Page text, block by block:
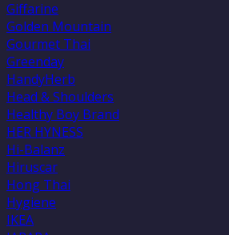
Giffarine
Golden Mountain
Gourmet Thai
Greenday
HandyHerb
Head & Shoulders
Healthy Boy Brand
HER HYNESS
Hi-Balanz
Hiruscar
Hong Thai
Hygiene
IKEA